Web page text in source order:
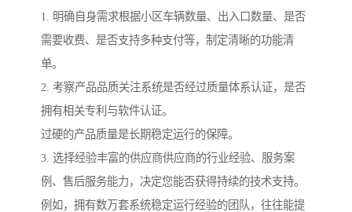
1. 明确自身需求根据小区车辆数量、出入口数量、是否
需要收费、是否支持多种支付等，制定清晰的功能清
单。
2. 考察产品品质关注系统是否经过质量体系认证，是否
拥有相关专利与软件认证。
过硬的产品质量是长期稳定运行的保障。
3. 选择经验丰富的供应商供应商的行业经验、服务案
例、售后服务能力，决定您能否获得持续的技术支持。
例如，拥有数万套系统稳定运行经验的团队，往往能提